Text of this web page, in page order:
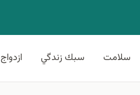
سلامت سبك زندگي ازدواج